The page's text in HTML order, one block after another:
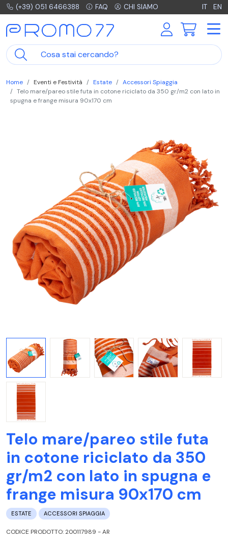
(+39) 051 6466388 FAQ CHI SIAMO IT EN
Home Eventi e Festività Estate
Accessori Spiaggia
Telo mare/pareo stile futa in cotone riciclato da 350 gr/m2 con lato in
spugna e frange misura 90x170 cm
Telo mare/pareo stile futa
in cotone riciclato da 350
gr/m2 con lato in spugna e
frange misura 90x170 cm
ESTATE ACCESSORI SPIAGGIA
CODICE PRODOTTO: 200117989 - AR